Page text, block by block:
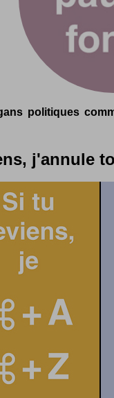
politiques
j'annule